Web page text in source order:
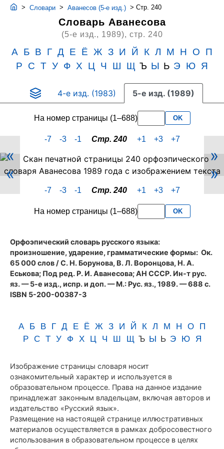
> Словари > Аванесов (5-е изд.) > Стр. 240
Словарь Аванесова
(5-е изд., 1989), стр. 240
А Б В Г Д Е Ё Ж З И Й К Л М Н О
П
Р
С Т У Ф Х Ц Ч Ш Щ Ъ Ы Ь Э Ю Я
4-е изд. (1983) 5-е изд. (1989)
На номер страницы (1–688) OK
-7 -3 -1 Стр. 240 +1 +3 +7
Скан
PDF-
страницы
240
Аванесова
«
»
«
»
-7 -3 -1 Стр. 240 +1 +3 +7
На номер страницы (1–688) OK
Орфоэпический словарь русского языка:
произношение, ударение, грамматические формы: Ок.
65 000 слов / С. Н. Борунова, В. Л. Воронцова, Н. А.
Еськова; Под ред. Р. И. Аванесова; АН СССР. Ин-т рус.
яз. — 5-е изд., испр. и доп. — М.: Рус. яз., 1989. — 688 с.
ISBN 5-200-00387-3
А Б В Г Д Е Ё Ж З И Й К Л М Н О П
Р С Т У Ф Х Ц Ч Ш Щ Ъ Ы Ь Э Ю Я
Изображение страницы словаря носит
ознакомительный характер и используется в
образовательном процессе. Права на данное издание
принадлежат законным владельцам, включая авторов и
издательство «Русский язык».
Размещение на настоящей странице иллюстративных
материалов осуществляется в рамках добросовестного
использования в образовательном процессе в целях